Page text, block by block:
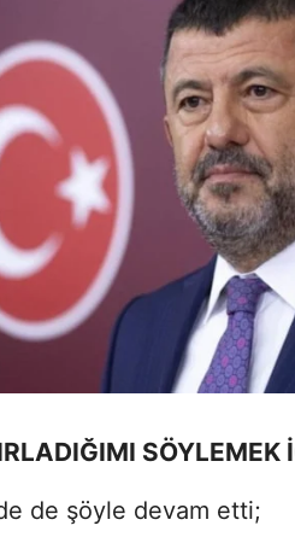
SÖYLEMEK
de şöyle devam etti;